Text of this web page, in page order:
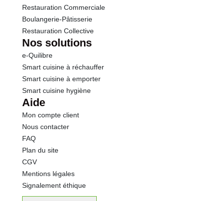
Restauration Commerciale
Boulangerie-Pâtisserie
Restauration Collective
Nos solutions
e-Quilibre
Smart cuisine à réchauffer
Smart cuisine à emporter
Smart cuisine hygiène
Aide
Mon compte client
Nous contacter
FAQ
Plan du site
CGV
Mentions légales
Signalement éthique